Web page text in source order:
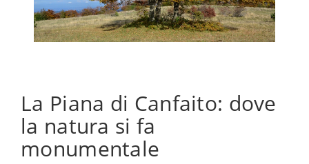
La Piana di Canfaito: dove
la natura si fa
monumentale